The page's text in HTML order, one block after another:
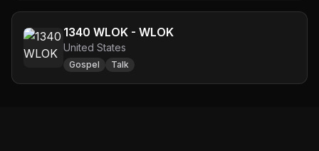
1340 WLOK - WLOK
United States
Gospel Talk